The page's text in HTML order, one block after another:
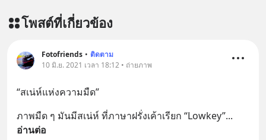
โพสต์ที่เกี่ยวข้อง
Fotofriends • ติดตาม
10 มิ.ย. 2021 เวลา 18:12 • ถ่ายภาพ
“สเน่ห์แห่งความมืด”
ภาพมืด ๆ มันมีสเน่ห์ ที่ภาษาฝรั่งเค้าเรียก “Lowkey”
อ่านต่อ